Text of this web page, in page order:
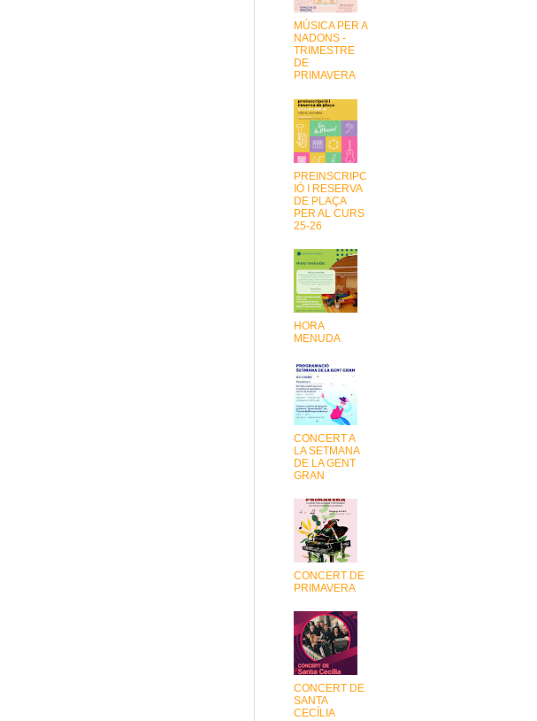
MÚSICA PER A
NADONS -
TRIMESTRE
DE
PRIMAVERA
PREINSCRIPC
IÓ I RESERVA
DE PLAÇA
PER AL CURS
25-26
HORA
MENUDA
CONCERT A
LA SETMANA
DE LA GENT
GRAN
CONCERT DE
PRIMAVERA
CONCERT DE
SANTA
CECÍLIA